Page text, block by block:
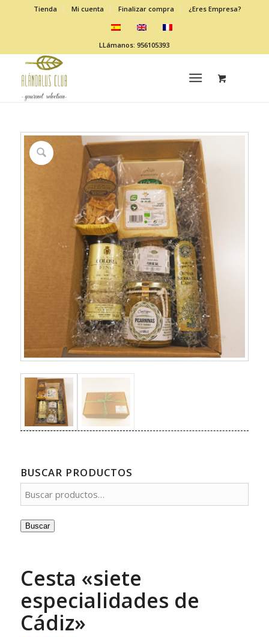
Tienda Mi cuenta Finalizar compra ¿Eres Empresa?
LLámanos: 956105393
BUSCAR PRODUCTOS
Buscar
Cesta «siete
especialidades de
Cádiz»